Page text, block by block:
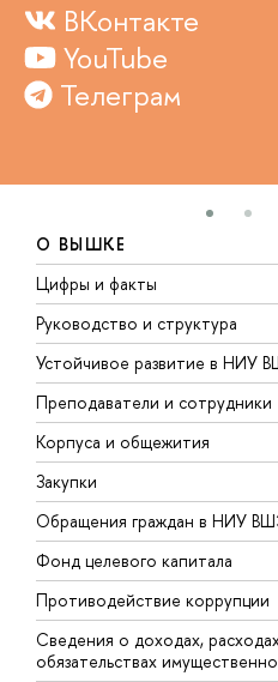
ВКонтакте
YouTube
Телеграм
О ВЫШКЕ
Цифры и факты
Руководство и структура
Устойчивое развитие в НИУ
Преподаватели и сотрудники
Корпуса и общежития
Закупки
Обращения граждан в НИУ
Фонд целевого капитала
Противодействие коррупции
Сведения о доходах,
обязательствах